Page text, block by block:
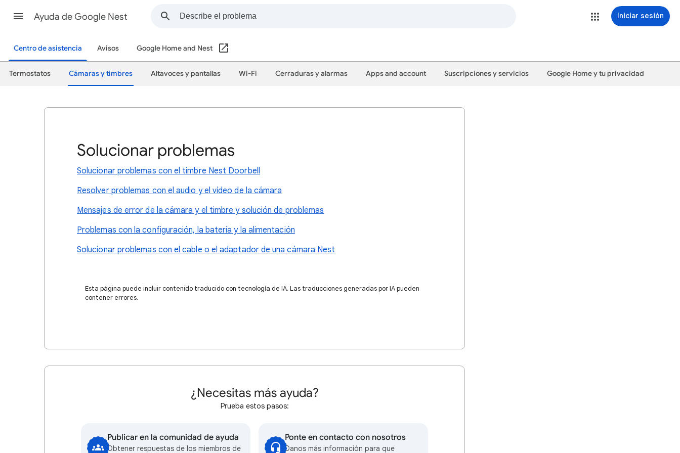
Ayuda de Google Nest Iniciar sesión
Centro de asistencia Avisos Google Home and Nest
Termostatos Cámaras y timbres Altavoces y pantallas Wi-Fi Cerraduras y alarmas Apps and account Suscripciones y servicios Google Home y tu privacidad
Solucionar problemas
Solucionar problemas con el timbre Nest Doorbell
Resolver problemas con el audio y el vídeo de la cámara
Mensajes de error de la cámara y el timbre y solución de problemas
Problemas con la configuración, la batería y la alimentación
Solucionar problemas con el cable o el adaptador de una cámara Nest
Esta página puede incluir contenido traducido con tecnología de IA. Las traducciones generadas por IA pueden
contener errores.
¿Necesitas más ayuda?
Prueba estos pasos:
Publicar en la comunidad de ayuda
Obtener respuestas de los miembros de
Ponte en contacto con nosotros
Danos más información para que